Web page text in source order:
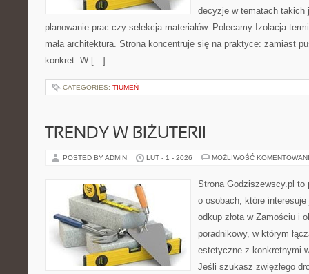
decyzje w tematach takich
planowanie prac czy selekcja materiałów. Polecamy Izolacja
mała architektura. Strona koncentruje się na praktyce: zamiast
konkret. W […]
CATEGORIES: TIUMEŃ
TRENDY W BIŻUTERII
POSTED BY ADMIN LUT - 1 - 2026 MOŻLIWOŚĆ
Strona Godziszewscy.pl to
o osobach, które
odkup złota w Zamościu i
poradnikowy, w którym
estetyczne z konkretnymi
Jeśli szukasz zwięzłego